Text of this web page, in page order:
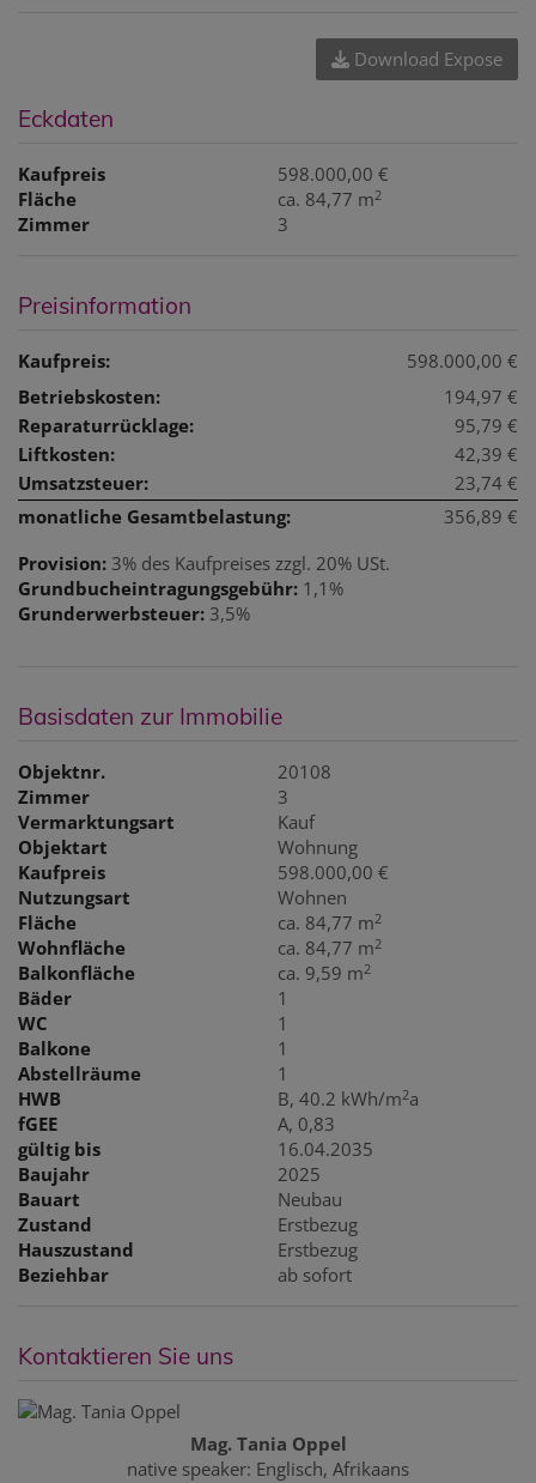
Download Expose
Eckdaten
Kaufpreis
598.000,00 €
Fläche
ca. 84,77 m2
Zimmer 3
Preisinformation
Kaufpreis:
598.000,00 €
Betriebskosten:
194,97 €
Reparaturrücklage:
95,79 €
Liftkosten:
42,39 €
Umsatzsteuer:
23,74 €
monatliche Gesamtbelastung:
356,89 €
Provision: 3% des Kaufpreises zzgl. 20% USt.
Grundbucheintragungsgebühr: 1,1%
Grunderwerbsteuer: 3,5%
Basisdaten zur Immobilie
Objektnr.
20108
Zimmer
3
Vermarktungsart
Kauf
Objektart
Wohnung
Kaufpreis
598.000,00 €
Nutzungsart
Wohnen
Fläche
ca. 84,77 m2
Wohnfläche ca. 84,77 m2
Balkonfläche ca. 9,59 m2
Bäder
1
WC
1
Balkone
1
Abstellräume
1
HWB
B, 40.2 kWh/m2a
fGEE
A, 0,83
gültig bis
16.04.2035
Baujahr
2025
Bauart
Neubau
Zustand
Erstbezug
Hauszustand
Erstbezug
Beziehbar
ab sofort
Kontaktieren Sie uns
Mag. Tania Oppel
native speaker: Englisch, Afrikaans